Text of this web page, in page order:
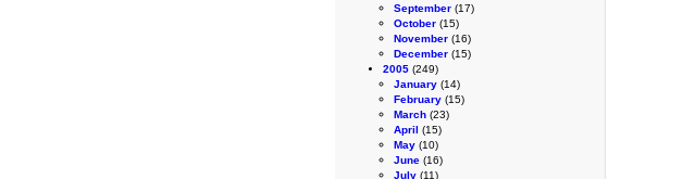
September (17)
October (15)
November (16)
December (15)
2005 (249)
January (14)
February (15)
March (23)
April (15)
May (10)
June (16)
July (11)